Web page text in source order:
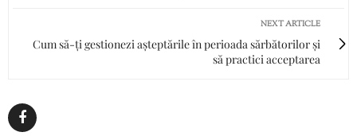
NEXT ARTICLE
Cum să-ți gestionezi așteptările în perioada sărbătorilor și
să practici acceptarea